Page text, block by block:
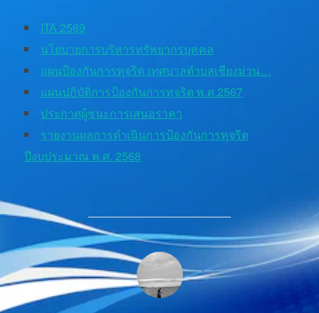
ITA 2569
นโยบายการบริหารทรัพยากรบุคคล
แผนป้องกันการทุจริต เทศบาลตำบลเชียงม่วน…
แผนปฎิบัติการป้องกันการทุจริต พ.ศ.2567
ประกาศผู้ชนะการเสนอราคา
รายงานผลการดำเนินการป้องกันการทุจริต
ปีงบประมาณ พ.ศ. 2568
POST AUTHOR